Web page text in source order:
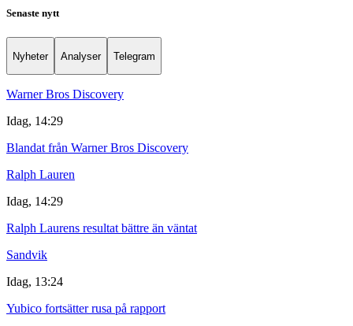
Senaste nytt
Nyheter Analyser Telegram
Warner Bros Discovery
Idag, 14:29
Blandat från Warner Bros Discovery
Ralph Lauren
Idag, 14:29
Ralph Laurens resultat bättre än väntat
Sandvik
Idag, 13:24
Yubico fortsätter rusa på rapport